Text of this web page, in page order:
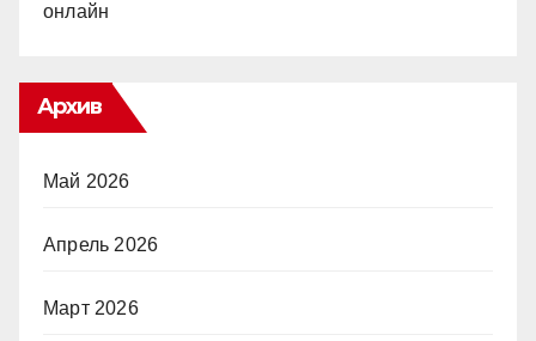
онлайн
Архив
Май 2026
Апрель 2026
Март 2026